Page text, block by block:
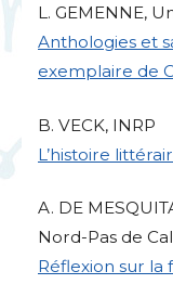
L. GEMENNE,
Anthologies et
exemplaire de
B. VECK, INRP
L’histoire
A. DE
Nord-Pas de
Réflexion sur